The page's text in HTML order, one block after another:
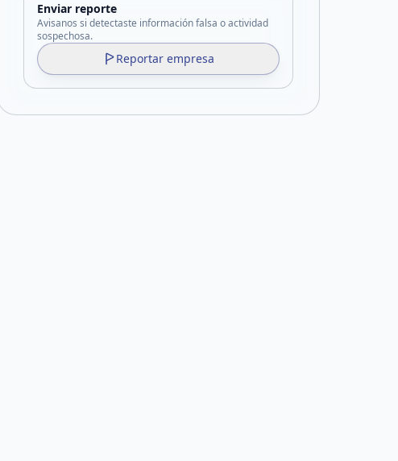
Enviar reporte
Avisanos si detectaste información falsa o actividad
sospechosa.
Reportar empresa